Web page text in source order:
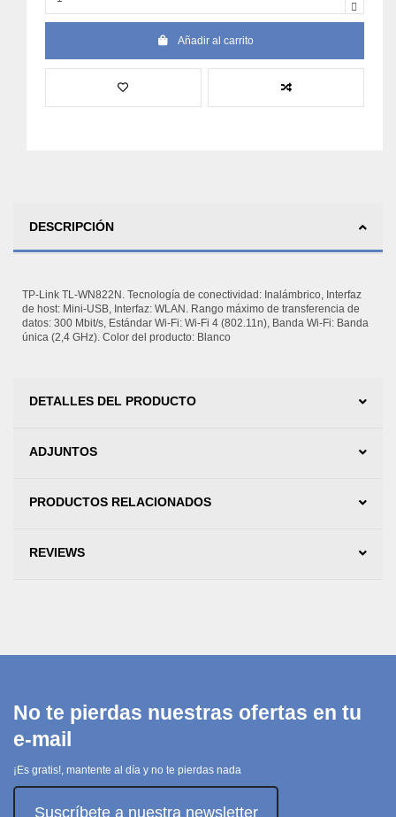
Añadir al carrito
DESCRIPCIÓN
TP-Link TL-WN822N. Tecnología de conectividad: Inalámbrico, Interfaz
de host: Mini-USB, Interfaz: WLAN. Rango máximo de transferencia de
datos: 300 Mbit/s, Estándar Wi-Fi: Wi-Fi 4 (802.11n), Banda Wi-Fi: Banda
única (2,4 GHz). Color del producto: Blanco
DETALLES DEL PRODUCTO
ADJUNTOS
PRODUCTOS RELACIONADOS
REVIEWS
No te pierdas nuestras ofertas en tu
e-mail
¡Es gratis!, mantente al día y no te pierdas nada
Suscríbete a nuestra newsletter